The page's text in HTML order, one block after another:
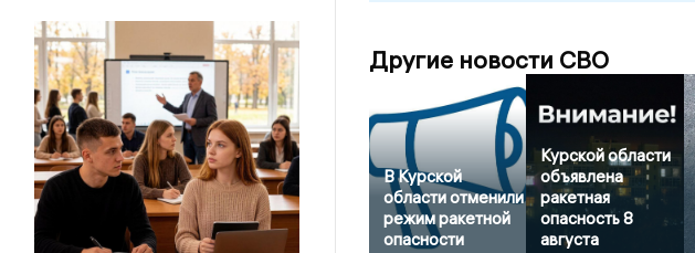
Другие новости СВО
В Курской
области отменили
режим ракетной
опасности
Курской области
объявлена
ракетная
опасность 8
августа